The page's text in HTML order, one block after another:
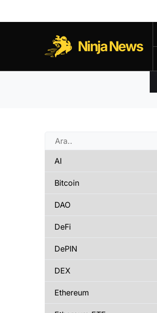
Ninja News
AI
Bitcoin
DAO
DeFi
DePIN
DEX
Ethereum